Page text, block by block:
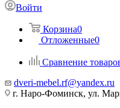
Войти
Корзина0
Отложенные0
Сравнение
dveri-mebel.rf@yandex.ru
г. Наро-Фоминск, ул.